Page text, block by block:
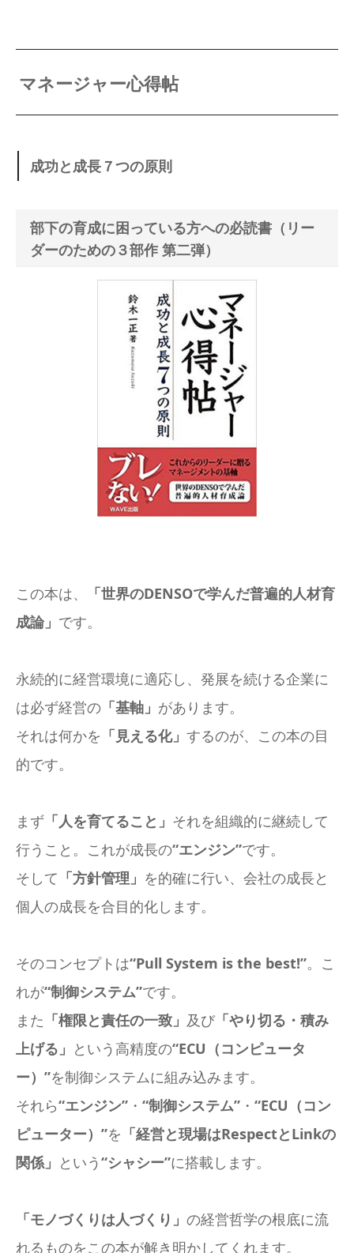
マネージャー心得帖
成功と成長７つの原則
部下の育成に困っている方への必読書（リー
ダーのための３部作 第二弾）
この本は、
「世界のDENSOで学んだ普遍的人材育
成論」 です。
永続的に経営環境に適応し、発展を続ける企業に
は必ず経営の 「基軸」 があります。
それは何かを 「見える化」 するのが、この本の目
的です。
まず 「人を育てること」 それを組織的に継続して
行うこと。これが成長の“エンジン”です。
そして 「方針管理」 を的確に行い、会社の成長と
個人の成長を合目的化します。
そのコンセプトは“Pull System is the best!”。こ
れが“制御システム”です。
また 「権限と責任の一致」 及び「やり切る・積み
上げる」 という高精度の“ECU（コンピュータ
ー）”を制御システムに組み込みます。
それら“エンジン” ・ “制御システム” ・ “ECU（コン
ピューター）”を 「経営と現場はRespectとLinkの
関係」 という“シャシー”に搭載します。
「モノづくりは人づくり」 の経営哲学の根底に流
れるものをこの本が解き明かしてくれます。